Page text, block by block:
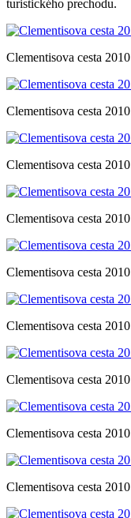
turistického prechodu.
Clementisova cesta
Clementisova cesta
Clementisova cesta
Clementisova cesta
Clementisova cesta
Clementisova cesta
Clementisova cesta
Clementisova cesta
Clementisova cesta